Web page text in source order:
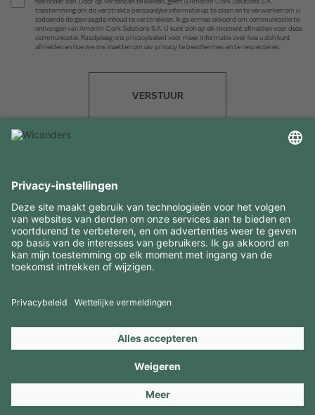
toestemming om de verstrekte persoonlijke informatie op te slaan en te verwerken om u
zodoende de gevraagde inhoud te verstrekken. Ik ga ermee akkoord om communicatie te
ontvangen van Amorim Cork Solutions S.A. U kunt zich op elk moment afmelden voor deze
communicatie. Raadpleeg ons privacybeleid voor meer informatie over hoe u zich kunt
afmelden en hoe we ons inzetten om uw privacy te beschermen en te respecteren.
VERSTUUR
INTERESSANTE INFORMATIE
MIDDELEN
CONTACTEN
Copyright 2026 © Amorim Cork Solutions. All rights reserved.